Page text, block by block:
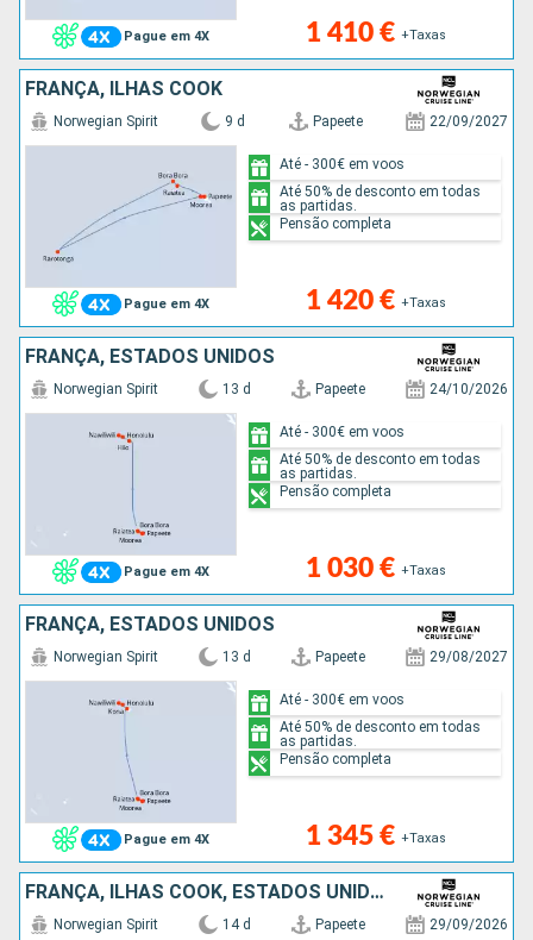
Pague em 4X 1 410 € +Taxas
FRANÇA, ILHAS COOK
Pague em 4X
Norwegian Spirit 9 d Papeete 22/09/2027
1 420 € +Taxas
Até - 300€ em voos
Até 50% de desconto em todas
as partidas.
Pensão completa
FRANÇA, ESTADOS UNIDOS
Pague em 4X
Norwegian Spirit 13 d Papeete 24/10/2026
1 030 € +Taxas
Até - 300€ em voos
Até 50% de desconto em todas
as partidas.
Pensão completa
FRANÇA, ESTADOS UNIDOS
Pague em 4X
Norwegian Spirit 13 d Papeete 29/08/2027
1 345 € +Taxas
Até - 300€ em voos
Até 50% de desconto em todas
as partidas.
Pensão completa
FRANÇA, ILHAS COOK, ESTADOS UNIDOS, SAMOA, FIJI (ILHAS)
Norwegian Spirit 14 d Papeete 29/09/2026